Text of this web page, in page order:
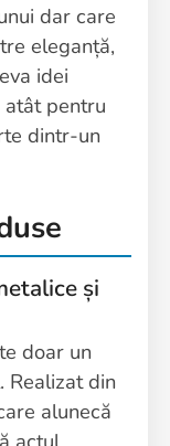
dar care
eleganță,
idei
pentru
dintr-un
și
doar un
Realizat din
alunecă